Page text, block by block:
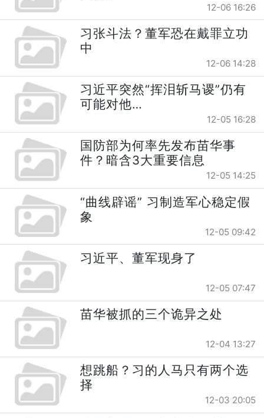
12-06 16:26
习张斗法？董军恐在戴罪立功
中
12-06 14:28
习近平突然“挥泪斩马谡”仍有
可能对他…
12-05 16:28
国防部为何率先发布苗华事
件？暗含3大重要信息
12-05 14:25
“曲线辟谣” 习制造军心稳定假
象
12-05 09:42
习近平、董军现身了
12-05 07:47
苗华被抓的三个诡异之处
12-04 13:27
想跳船？习的人马只有两个选
择
12-03 20:05